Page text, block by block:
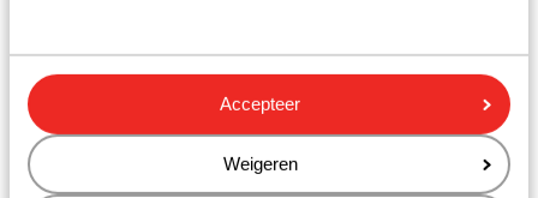
Accepteer
Weigeren
(Mini)supermarkt: 50 m
Andere accommodaties in Kos